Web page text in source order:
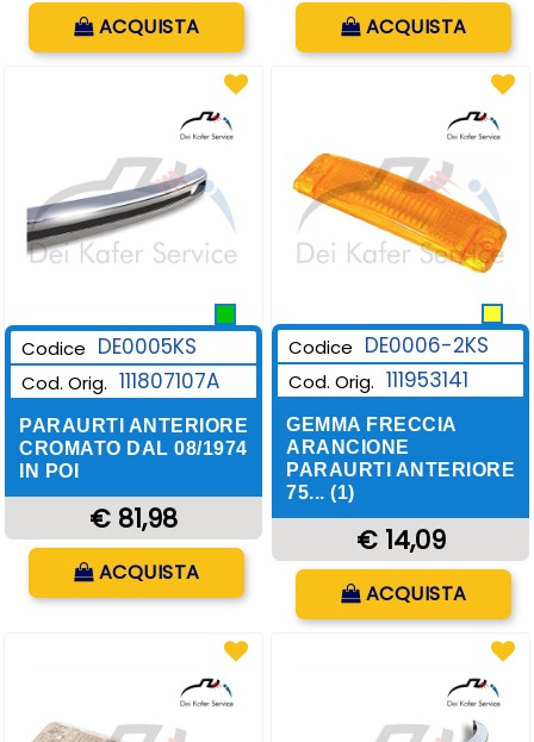
Quantità
ACQUISTA Quantità
ACQUISTA
Codice DE0005KS
Cod. Orig. 111807107A
PARAURTI ANTERIORE
CROMATO DAL 08/1974
IN POI
€ 81,98
ACQUISTA
Codice DE0006-2KS
Cod. Orig. 111953141
GEMMA FRECCIA
ARANCIONE
PARAURTI ANTERIORE
75... (1)
€ 14,09
Quantità
ACQUISTA